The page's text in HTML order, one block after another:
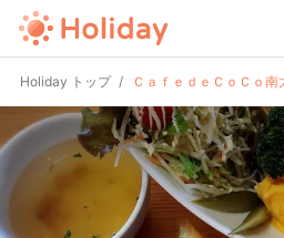
Holiday トップ ＣａｆｅｄｅＣｏＣｏ南